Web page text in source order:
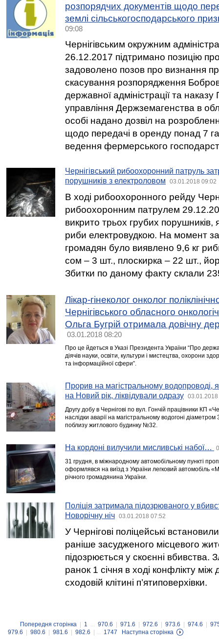
розпорядчих документів щодо
землі сільськогосподарського
09:08
Чернігівським окружним
26.12.2017 підтримано позицію
задоволено позов про визнання
скасування розпорядження
державної адміністрації та наказу
управління Держземагенства в
особі надано дозвіл на
щодо передачі в оренду понад 7
ведення фермерського
Чернігівський рибоохоронний патруль
порушників з електроловом
03.01.2018 09:02
В ході рибоохоронного рейду
рибоохоронним патрулем
викрито трьох грубих порушників,
риби електровудкою. На момент
громадян було виявлено 9,6 кг риби
сом – 3 шт., плоскирка – 22 шт.,
Збитки по даному факту склали
Лікар-гінеколог онколог
Чернігівського обласного
Ольга Бугрій отримала довічну
03.01.2018 08:20
Про це йдеться в Указі Президента України “Про
діячів науки, освіти, культури і мистецтва, охорони
та інформаційної сфери”.
Прорив на магістральному водопроводі,
на Новий рік, ліквідували одразу
Другу добу в Чернігові по вул. Гончій працівники КП
наслідки аварії на магістральному водогоні
поблизу житлового будинку №32.
На кордоні вилучили мисливські набої…
31 грудня, в міжнародному автомобільному пункті
оформлявся на виїзд з України легковий автомобіль
річного громадянина України.
Поліція затримала підозрюваного у
Новорічну ніч
03.01.2018 07:52
У Чернігові поліцейські
раніше засудженого місцевого
підозрюється у скоєнні вбивства.
ранок 1 січня в ході конфлікту
сходовій клітині п’ятиповерхівки.
Попередня сторінка 1 ... 970.6 971.6 972.6 973.6 974.6
979.6
980.6 981.6 982.6 | ... 1747 Наступна сторінка